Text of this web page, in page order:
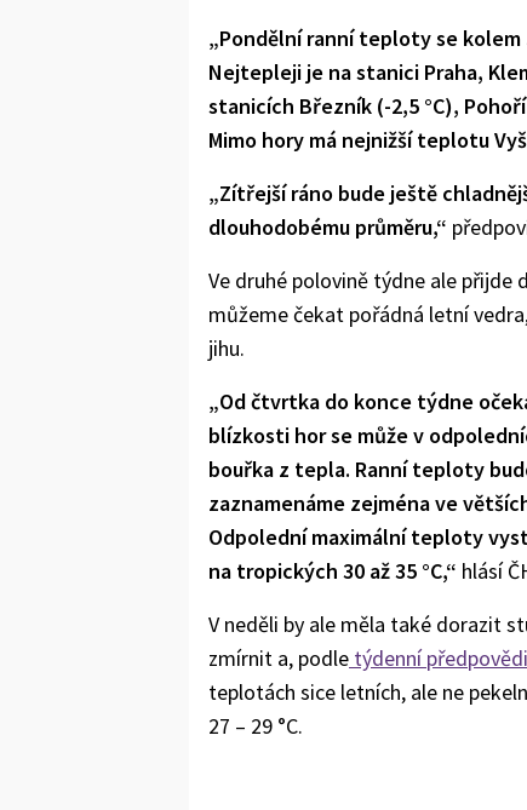
„Pondělní ranní teploty se kolem
Nejtepleji je na stanici Praha,
stanicích Březník (-2,5 °C),
Mimo hory má nejnižší teplotu
„Zítřejší ráno bude ještě
dlouhodobému průměru,“
Ve druhé polovině týdne ale
můžeme čekat pořádná letní
jihu.
„Od čtvrtka do konce týdne
blízkosti hor se může v
bouřka z tepla. Ranní teploty
zaznamenáme zejména ve
Odpolední maximální teploty
na tropických 30 až 35 °C,“ hlásí
V neděli by ale měla také dorazit
zmírnit a, podle týdenní
teplotách sice letních, ale ne
27 – 29 °C.